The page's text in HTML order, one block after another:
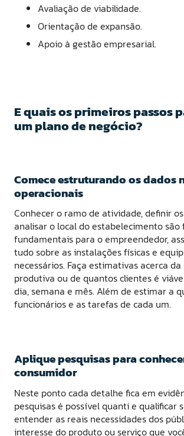
Avaliação de viabilidade.
Orientação de expansão.
Apoio à gestão empresarial.
E quais os primeiros passos
um plano de negócio?
Comece estruturando os dados
operacionais
Conhecer o ramo de atividade, definir
analisar o local do estabelecimento são
fundamentais para o empreendedor,
tudo sobre as instalações físicas e
necessários. Faça estimativas acerca
produtiva ou de quantos clientes é
dia, semana e mês. Além de estimar a
funcionários e as tarefas de cada um.
Aplique pesquisas para
consumidor
Neste ponto cada detalhe fica em
pesquisas é possível quanti e qualificar
entender as reais necessidades dos
interesse do produto ou serviço que